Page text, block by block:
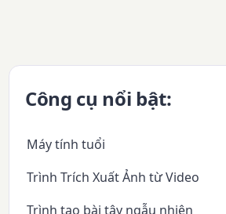
Công cụ nổi bật:
Máy tính tuổi
Trình Trích Xuất Ảnh từ Video
Trình tạo bài tây ngẫu nhiên